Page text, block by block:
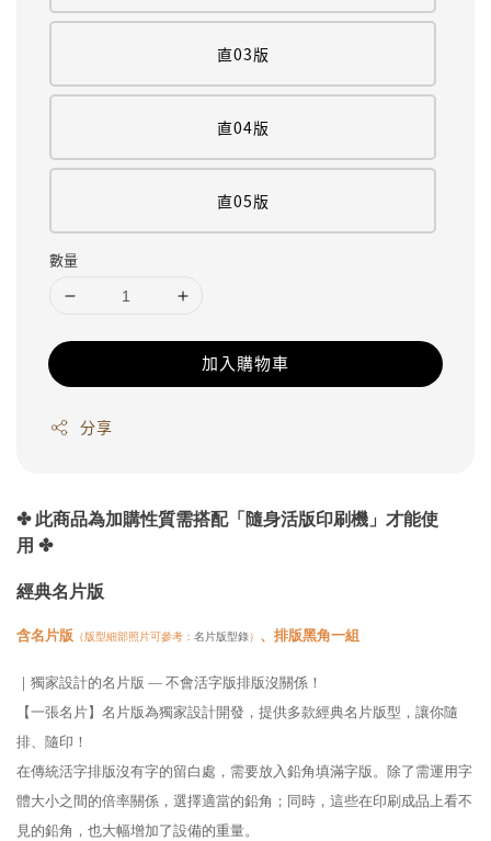
直03版
直04版
直05版
數量
加入購物車
分享
✤ 此商品為加購性質需搭配「隨身活版印刷機」才能使
用 ✤
經典名片版
含名片版 （版型細部照片可參考： 名片版型錄） 、排版黑角一組
｜獨家設計的名片版 — 不會活字版排版沒關係！
【一張名片】名片版為獨家設計開發，提供多款經典名片版型，讓你隨
排、隨印！
在傳統活字排版沒有字的留白處，需要放入鉛角填滿字版。除了需運用字
體大小之間的倍率關係，選擇適當的鉛角；同時，這些在印刷成品上看不
見的鉛角，也大幅增加了設備的重量。